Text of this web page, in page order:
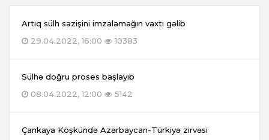
Artıq sülh sazişini imzalamağın vaxtı gəlib
29.04.2022, 16:00
10383
Sülhə doğru proses başlayıb
08.04.2022, 12:00
5142
Çankaya Köşkündə Azərbaycan-Türkiyə zirvəsi